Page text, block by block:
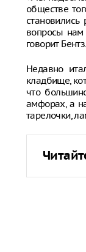
обществе
вопросы нам
говорит Бентз.
Недавно
кладбище,
что
амфорах, а
тарелочки,